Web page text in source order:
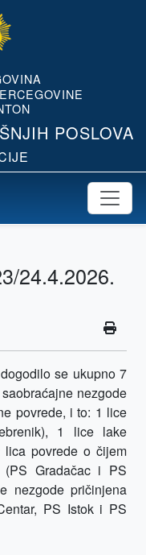
POSLOVA
24.4.2026.
se ukupno 7
nezgode
povrede, i to: 1 lice
1 lice lake
povrede o čijem
Gradačac i PS
nezgode pričinjena
PS Istok i PS